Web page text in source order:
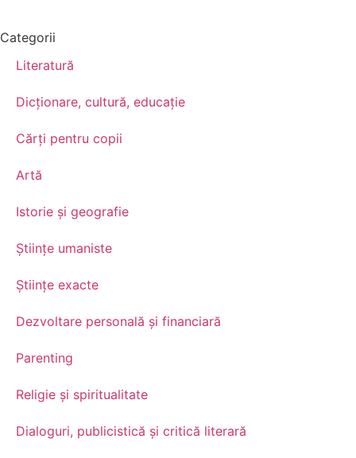
Categorii
Literatură
Dicționare, cultură, educație
Cărți pentru copii
Artă
Istorie și geografie
Științe umaniste
Științe exacte
Dezvoltare personală şi financiară
Parenting
Religie și spiritualitate
Dialoguri, publicistică și critică literară